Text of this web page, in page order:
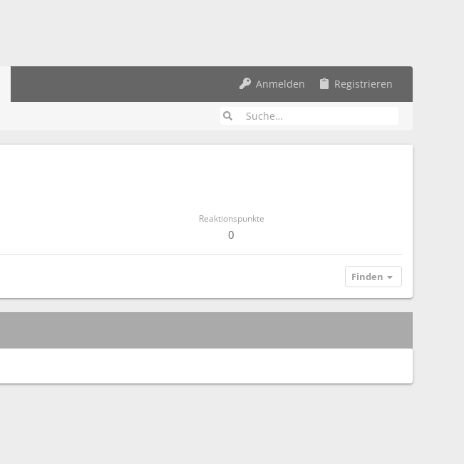
Anmelden Registrieren
Reaktionspunkte
0
Finden